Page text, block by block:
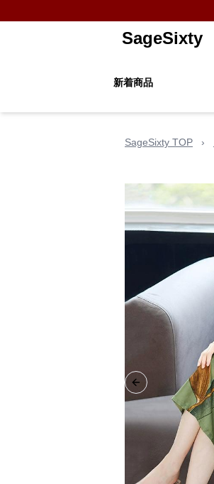
SageSixty
新着商品
SageSixty TOP ›
Previous slide